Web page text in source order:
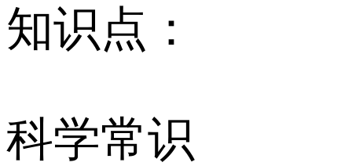
知识点：
科学常识